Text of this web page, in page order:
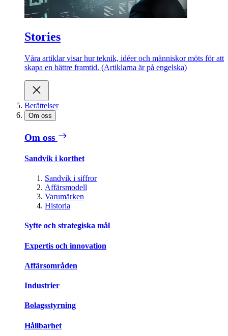
Stories
Våra artiklar visar hur teknik, idéer och människor möts för att
skapa en bättre framtid. (Artiklarna är på engelska)
Berättelser
Om oss
Om oss
Sandvik i korthet
Sandvik i siffror
Affärsmodell
Varumärken
Historia
Syfte och strategiska mål
Expertis och innovation
Affärsområden
Industrier
Bolagsstyrning
Hållbarhet